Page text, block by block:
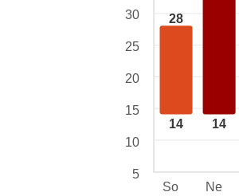
28
14 14
30
25
20
15
10
5
So
Ne